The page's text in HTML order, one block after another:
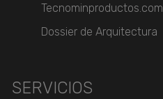
Tecnominproductos.com
Dossier de Arquitectura
SERVICIOS